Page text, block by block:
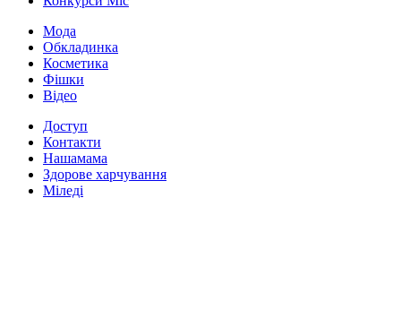
Мода
Обкладинка
Косметика
Фішки
Відео
Доступ
Контакти
Нашамама
Здорове харчування
Міледі